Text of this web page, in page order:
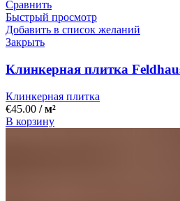
Сравнить
Быстрый просмотр
Добавить в список желаний
Закрыть
Клинкерная плитка
Клинкерная плитка
€45.00 / м²
В корзину